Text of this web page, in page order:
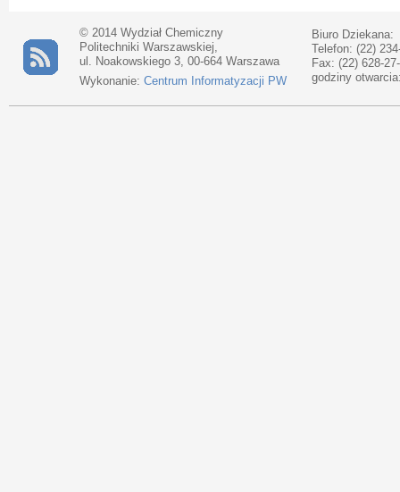
© 2014 Wydział Chemiczny
Politechniki Warszawskiej,
ul. Noakowskiego 3, 00-664 Warszawa
Wykonanie: Centrum Informatyzacji PW
Biuro Dziekana:
Telefon: (22)
Fax: (22) 628-
godziny